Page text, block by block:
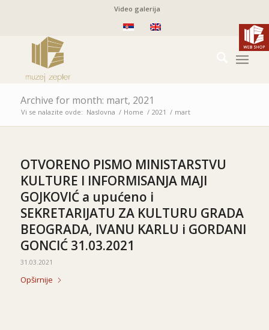
Video galerija
Archive for month: mart, 2021
Vi se nalazite ovde: Naslovna / Home / 2021 / mart
OTVORENO PISMO MINISTARSTVU
KULTURE I INFORMISANJA MAJI
GOJKOVIĆ a upućeno i
SEKRETARIJATU ZA KULTURU GRADA
BEOGRADA, IVANU KARLU i GORDANI
GONCIĆ 31.03.2021
31.03.2021
Opširnije